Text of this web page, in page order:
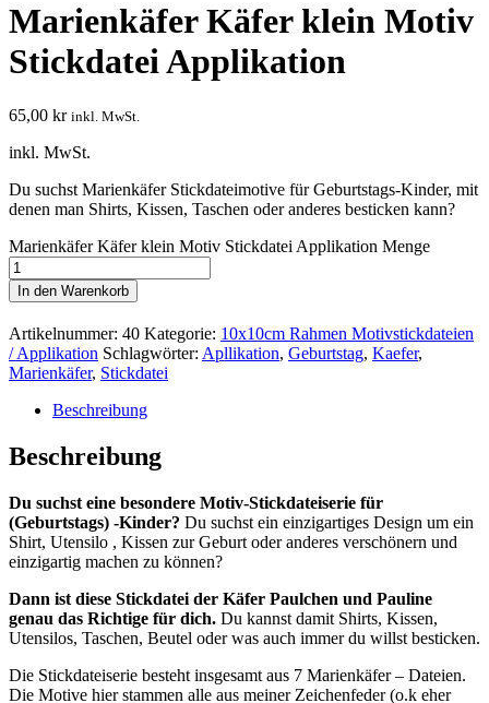
Marienkäfer Käfer klein Motiv
Stickdatei Applikation
65,00 kr inkl. MwSt.
inkl. MwSt.
Du suchst Marienkäfer Stickdateimotive für Geburtstags-Kinder, mit
denen man Shirts, Kissen, Taschen oder anderes besticken kann?
Marienkäfer Käfer klein Motiv Stickdatei Applikation Menge
In den Warenkorb
Artikelnummer: 40 Kategorie: 10x10cm Rahmen Motivstickdateien
/ Applikation Schlagwörter: Apllikation, Geburtstag, Kaefer,
Marienkäfer, Stickdatei
Beschreibung
Beschreibung
Du suchst eine besondere Motiv-Stickdateiserie für
(Geburtstags) -Kinder? Du suchst ein einzigartiges Design um ein
Shirt, Utensilo , Kissen zur Geburt oder anderes verschönern und
einzigartig machen zu können?
Dann ist diese Stickdatei der Käfer Paulchen und Pauline
genau das Richtige für dich. Du kannst damit Shirts, Kissen,
Utensilos, Taschen, Beutel oder was auch immer du willst besticken.
Die Stickdateiserie besteht insgesamt aus 7 Marienkäfer – Dateien.
Die Motive hier stammen alle aus meiner Zeichenfeder (o.k eher